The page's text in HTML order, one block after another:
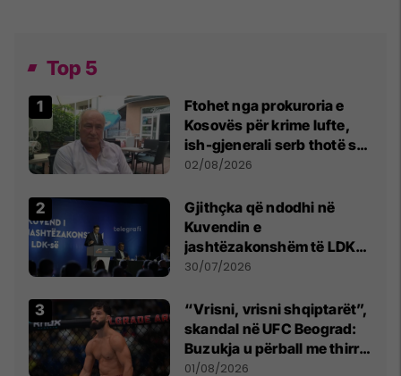
Top 5
Ftohet nga prokuroria e
Kosovës për krime lufte,
ish-gjenerali serb thotë se
dikush e tradhtoi në
02/08/2026
Gjithçka që ndodhi në
Kuvendin e
jashtëzakonshëm të LDK-
së
30/07/2026
“Vrisni, vrisni shqiptarët”,
skandal në UFC Beograd:
Buzukja u përball me thirrje
anti-shqiptare nga
01/08/2026